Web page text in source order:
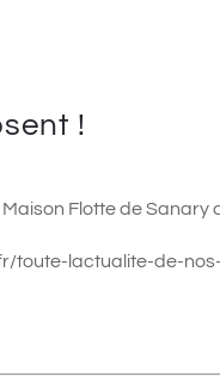
!
Flotte de Sanary
toute-lactualite-de-